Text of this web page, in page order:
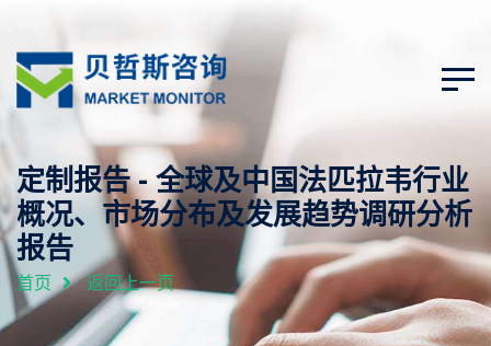
定制报告 - 全球及中国法匹拉韦行业
概况、市场分布及发展趋势调研分析
报告
首页 返回上一页